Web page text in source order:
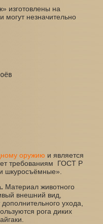
изготовлены на
могут незначительно
оружию и является
требованиям ГОСТ Р
шкуросъёмные».
Материал животного
внешний вид,
ухода,
рога диких